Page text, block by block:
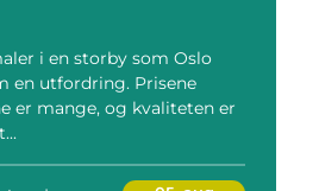
i en storby som Oslo
en utfordring. Prisene
er mange, og kvaliteten er